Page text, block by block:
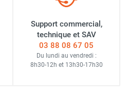
Support commercial,
technique et SAV
03 88 08 67 05
Du lundi au vendredi :
8h30-12h et 13h30-17h30